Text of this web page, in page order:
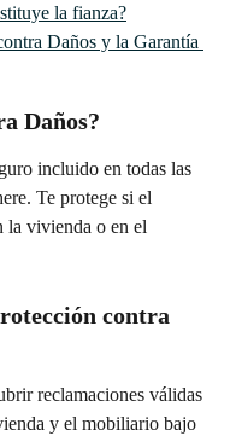
la fianza?
Daños y la Garantía
Daños?
incluido en todas las
Te protege si el
la vivienda o en el
contra
reclamaciones válidas
y el mobiliario bajo